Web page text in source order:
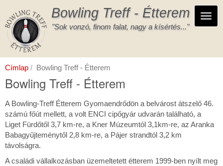
tartalomra
Bowling Treff - Étterem
"Sok vonzó, finom falat, nagy a kísértés..."
Címlap Bowling Treff - Étterem
Bowling Treff - Étterem
A Bowling-Treff Étterem Gyomaendrődön a belvárost átszelő 46.
számú főút mellett, a volt ENCI cipőgyár udvarán található, a
Liget Fürdőtől 3,7 km-re, a Kner Múzeumtól 3,1km-re, az Aranka
Babagyűjteménytől 2,8 km-re, a Pájer strandtól 3,2 km
távolságra.
A családi vállalkozásban üzemeltetett étterem 1999-ben nyílt meg